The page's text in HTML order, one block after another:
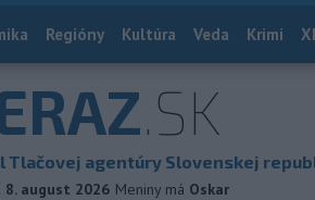
Regióny Kultúra Veda Krimi
.SK
Tlačovej agentúry Slovenskej
8. august 2026 Meniny má Oskar